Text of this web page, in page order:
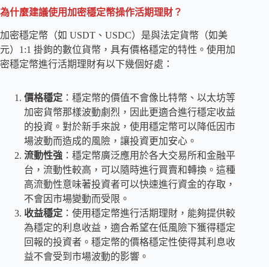
為什麼建議使用加密穩定幣操作活期理財？
加密穩定幣（如 USDT、USDC）是與法定貨幣（如美
元）1:1 掛鉤的數位貨幣，具有價格穩定的特性。使用加
密穩定幣進行活期理財有以下幾個好處：
價格穩定 ：穩定幣的價值不會像比特幣、以太坊等
加密貨幣那樣波動劇烈，因此更適合進行穩定收益
的投資。對於新手來說，使用穩定幣可以降低因市
場波動而造成的風險，讓投資更加安心。
流動性強 ：穩定幣廣泛應用於各大交易所和金融平
台，流動性較高，可以隨時進行買賣和轉換。這種
高流動性意味著投資者可以快速進行資金的存取，
不會因市場變動而受限。
收益穩定 ：使用穩定幣進行活期理財，能夠提供較
為穩定的利息收益，適合希望在低風險下獲得穩定
回報的投資者。穩定幣的價格穩定性使得其利息收
益不會受到市場波動的影響。